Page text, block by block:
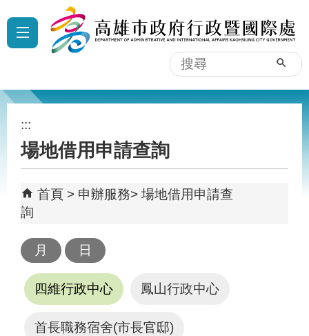
跳到主要內容區塊
搜
尋
:::
場地借用申請查詢
首頁 申辦服務
場地借用申請查
詢
四維行政中心 鳳山行政中心
首長職務宿舍(市長官邸)